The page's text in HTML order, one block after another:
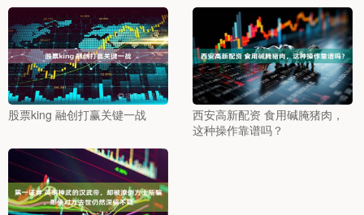
股票king 融创打赢关键一战
西安高新配资 食用碱腌猪肉，
这种操作靠谱吗？